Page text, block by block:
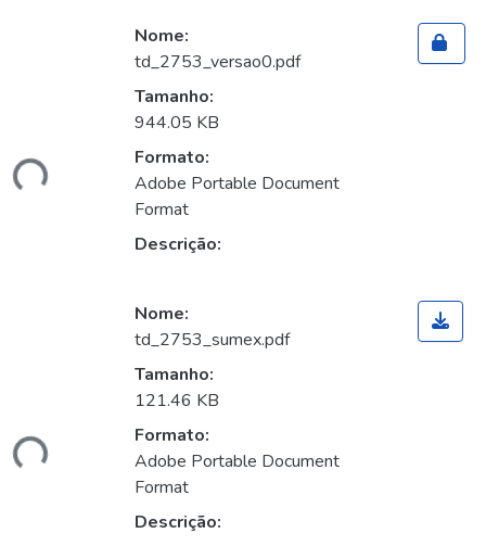
Nome:
td_2753_versao0.pdf
Tamanho:
944.05 KB
Formato:
Adobe Portable Document
Format
Descrição:
Nome:
td_2753_sumex.pdf
Tamanho:
121.46 KB
Formato:
Adobe Portable Document
Format
Descrição: